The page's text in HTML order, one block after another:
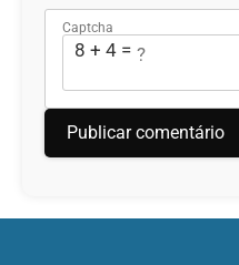
Captcha
8 + 4 = ?